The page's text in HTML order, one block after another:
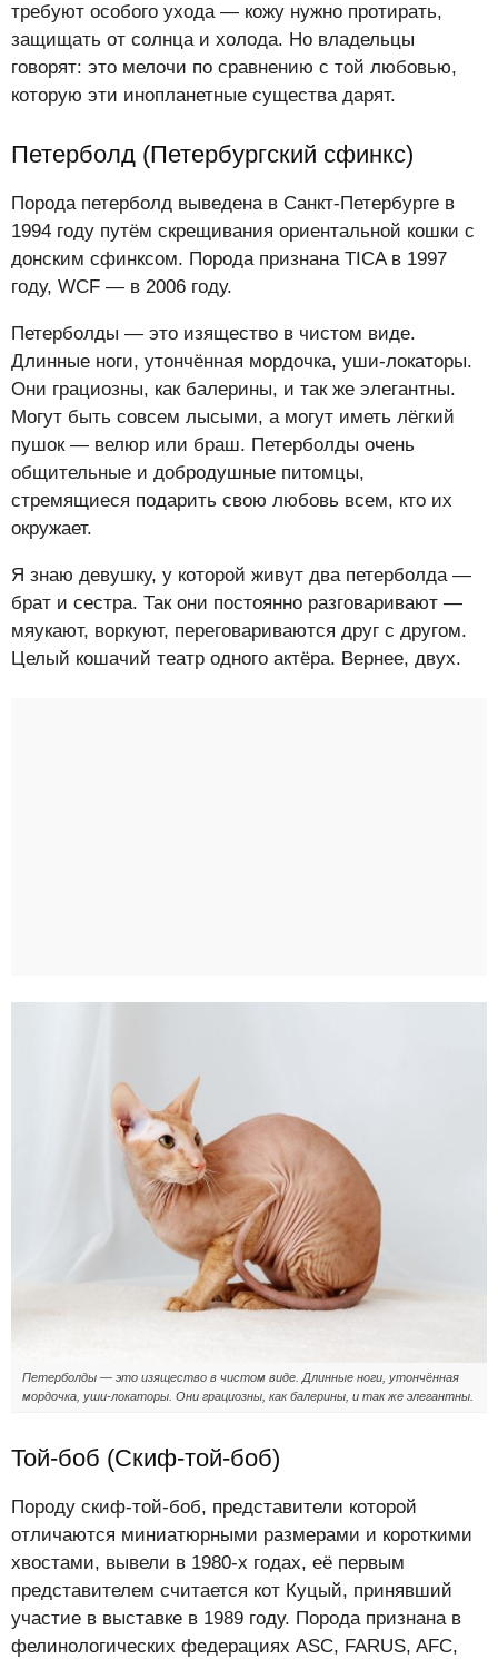
требуют особого ухода — кожу нужно протирать,
защищать от солнца и холода. Но владельцы
говорят: это мелочи по сравнению с той любовью,
которую эти инопланетные существа дарят.
Петерболд (Петербургский сфинкс)
Порода петерболд выведена в Санкт-Петербурге в
1994 году путём скрещивания ориентальной кошки с
донским сфинксом. Порода признана TICA в 1997
году, WCF — в 2006 году.
Петерболды — это изящество в чистом виде.
Длинные ноги, утончённая мордочка, уши-локаторы.
Они грациозны, как балерины, и так же элегантны.
Могут быть совсем лысыми, а могут иметь лёгкий
пушок — велюр или браш. Петерболды очень
общительные и добродушные питомцы,
стремящиеся подарить свою любовь всем, кто их
окружает.
Я знаю девушку, у которой живут два петерболда —
брат и сестра. Так они постоянно разговаривают —
мяукают, воркуют, переговариваются друг с другом.
Целый кошачий театр одного актёра. Вернее, двух.
Петерболды — это изящество в чистом виде. Длинные ноги, утончённая
мордочка, уши-локаторы. Они грациозны, как балерины, и так же элегантны.
Той-боб (Скиф-той-боб)
Породу скиф-той-боб, представители которой
отличаются миниатюрными размерами и короткими
хвостами, вывели в 1980-х годах, её первым
представителем считается кот Куцый, принявший
участие в выставке в 1989 году. Порода признана в
фелинологических федерациях ASC, FARUS, AFC,